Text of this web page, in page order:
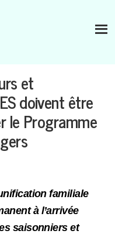
et
doivent être
le Programme
familiale
à l’arrivée
saisonniers et